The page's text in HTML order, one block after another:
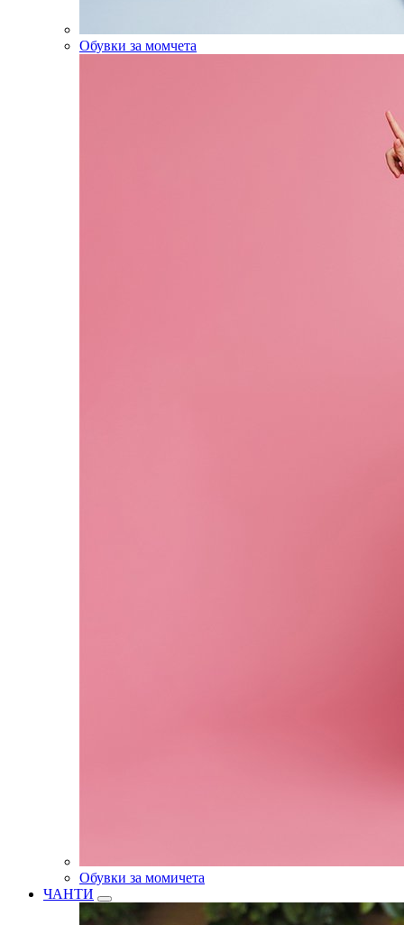
Обувки за момчета
Обувки за момичета
ЧАНТИ